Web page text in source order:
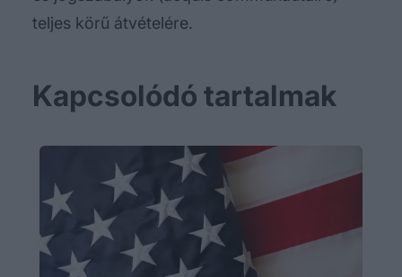
teljes körű átvételére.
Kapcsolódó tartalmak